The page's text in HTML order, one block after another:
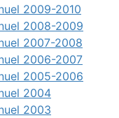
2009-2010
2008-2009
2007-2008
2006-2007
2005-2006
2004
2003